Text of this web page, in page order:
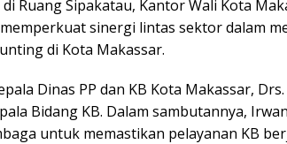
Ruang Sipakatau, Kantor Wali Kota
sinergi lintas sektor dalam
di Kota Makassar.
Dinas PP dan KB Kota Makassar, Drs.
Bidang KB. Dalam sambutannya,
untuk memastikan pelayanan KB